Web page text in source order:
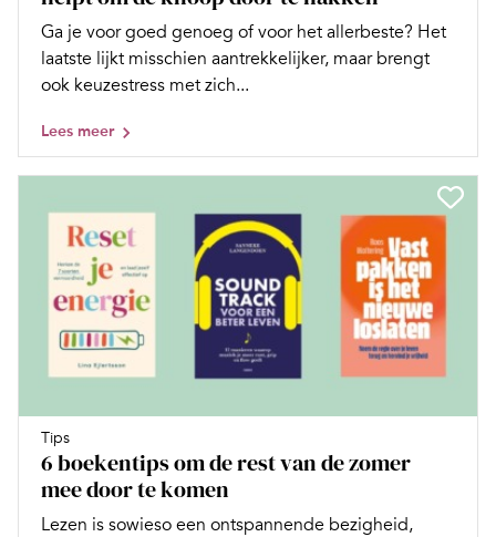
Ga je voor goed genoeg of voor het allerbeste? Het
laatste lijkt misschien aantrekkelijker, maar brengt
ook keuzestress met zich...
Lees meer
Tips
6 boekentips om de rest van de zomer
mee door te komen
Lezen is sowieso een ontspannende bezigheid,